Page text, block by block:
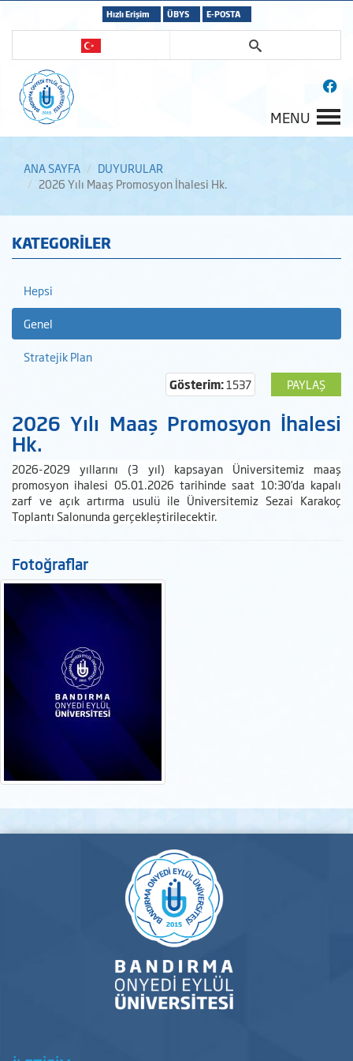
Hızlı Erişim ÜBYS E-POSTA
MENU
ANA SAYFA
DUYURULAR
2026 Yılı Maaş Promosyon İhalesi Hk.
KATEGORİLER
Hepsi
Genel
Stratejik Plan
PAYLAŞ
Gösterim:1537
2026 Yılı Maaş Promosyon İhalesi
Hk.
2026-2029 yıllarını (3 yıl) kapsayan Üniversitemiz maaş
promosyon ihalesi 05.01.2026 tarihinde saat 10:30’da kapalı
zarf ve açık artırma usulü ile Üniversitemiz Sezai Karakoç
Toplantı Salonunda gerçekleştirilecektir.
Fotoğraflar